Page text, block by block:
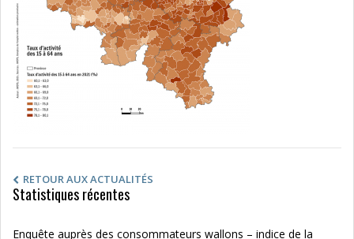
RETOUR AUX ACTUALITÉS
Statistiques récentes
Enquête auprès des consommateurs wallons – indice de la